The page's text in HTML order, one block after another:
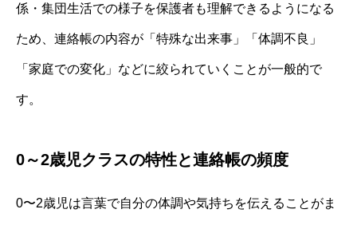
係・集団生活での様子を保護者も理解できるようになる
ため、連絡帳の内容が「特殊な出来事」「体調不良」
「家庭での変化」などに絞られていくことが一般的で
す。
0～2歳児クラスの特性と連絡帳の頻度
0〜2歳児は言葉で自分の体調や気持ちを伝えることがま